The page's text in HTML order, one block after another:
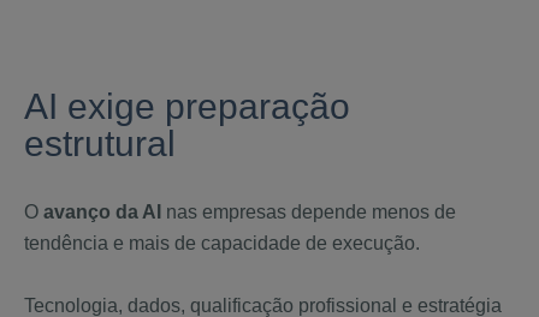
AI exige preparação
estrutural
O avanço da AI nas empresas depende menos de
tendência e mais de capacidade de execução.
Tecnologia, dados, qualificação profissional e estratégia